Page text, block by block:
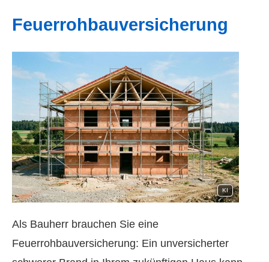
Feuerrohbauversicherung
KI
Als Bauherr brauchen Sie eine
Feuerrohbauversicherung: Ein unversicherter